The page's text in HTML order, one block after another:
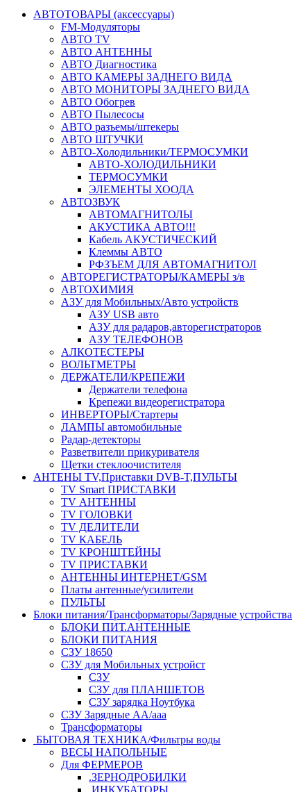
АВТОТОВАРЫ (аксессуары)
FM-Модуляторы
АВТО TV
АВТО АНТЕННЫ
АВТО Диагностика
АВТО КАМЕРЫ ЗАДНЕГО ВИДА
АВТО МОНИТОРЫ ЗАДНЕГО ВИДА
АВТО Обогрев
АВТО Пылесосы
АВТО разъемы/штекеры
АВТО ШТУЧКИ
АВТО-Холодильники/ТЕРМОСУМКИ
АВТО-ХОЛОДИЛЬНИКИ
ТЕРМОСУМКИ
ЭЛЕМЕНТЫ ХООДА
АВТОЗВУК
АВТОМАГНИТОЛЫ
АКУСТИКА АВТО!!!
Кабель АКУСТИЧЕСКИЙ
Клеммы АВТО
РФЗЪЕМ ДЛЯ АВТОМАГНИТОЛ
АВТОРЕГИСТРАТОРЫ/КАМЕРЫ з/в
АВТОХИМИЯ
АЗУ для Мобильных/Авто устройств
АЗУ USB авто
АЗУ для радаров,авторегистраторов
АЗУ ТЕЛЕФОНОВ
АЛКОТЕСТЕРЫ
ВОЛЬТМЕТРЫ
ДЕРЖАТЕЛИ/КРЕПЕЖИ
Держатели телефона
Крепежи видеорегистратора
ИНВЕРТОРЫ/Стартеры
ЛАМПЫ автомобильные
Радар-детекторы
Разветвители прикуривателя
Щетки стеклоочистителя
АНТЕНЫ ТV,Приставки DVB-T,ПУЛЬТЫ
TV Smart ПРИСТАВКИ
TV АНТЕННЫ
TV ГОЛОВКИ
TV ДЕЛИТЕЛИ
TV КАБЕЛЬ
TV КРОНШТЕЙНЫ
TV ПРИСТАВКИ
АНТЕННЫ ИНТЕРНЕТ/GSM
Платы антенные/усилители
ПУЛЬТЫ
Блоки питания/Трансформаторы/Зарядные устройства
БЛОКИ ПИТ.АНТЕННЫЕ
БЛОКИ ПИТАНИЯ
СЗУ 18650
СЗУ для Мобильных устройст
СЗУ
СЗУ для ПЛАНШЕТОВ
СЗУ зарядка Ноутбука
СЗУ Зарядные АА/ааа
Трансформаторы
БЫТОВАЯ ТЕХНИКА/Фильтры воды
ВЕСЫ НАПОЛЬНЫЕ
Для ФЕРМЕРОВ
.ЗЕРНОДРОБИЛКИ
.ИНКУБАТОРЫ